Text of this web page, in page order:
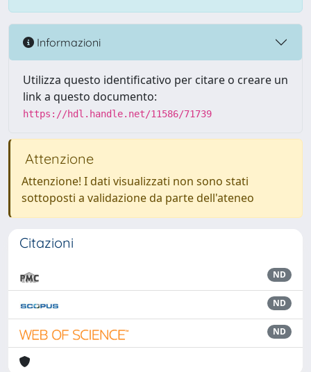
Informazioni
Utilizza questo identificativo per citare o creare un
link a questo documento:
https://hdl.handle.net/11586/71739
Attenzione
Attenzione! I dati visualizzati non sono stati
sottoposti a validazione da parte dell'ateneo
Citazioni
ND
ND
ND